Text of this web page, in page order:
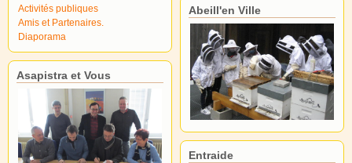
Activités publiques
Amis et Partenaires.
Diaporama
Asapistra et Vous
Abeill'en Ville
Entraide